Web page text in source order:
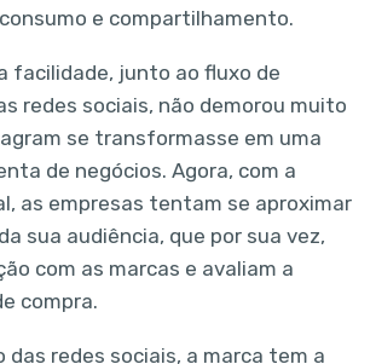
e compartilhamento.
facilidade, junto ao fluxo de
redes sociais, não demorou muito
se transformasse em uma
de negócios. Agora, com a
as empresas tentam se aproximar
sua audiência, que por sua vez,
com as marcas e avaliam a
compra.
das redes sociais, a marca tem a